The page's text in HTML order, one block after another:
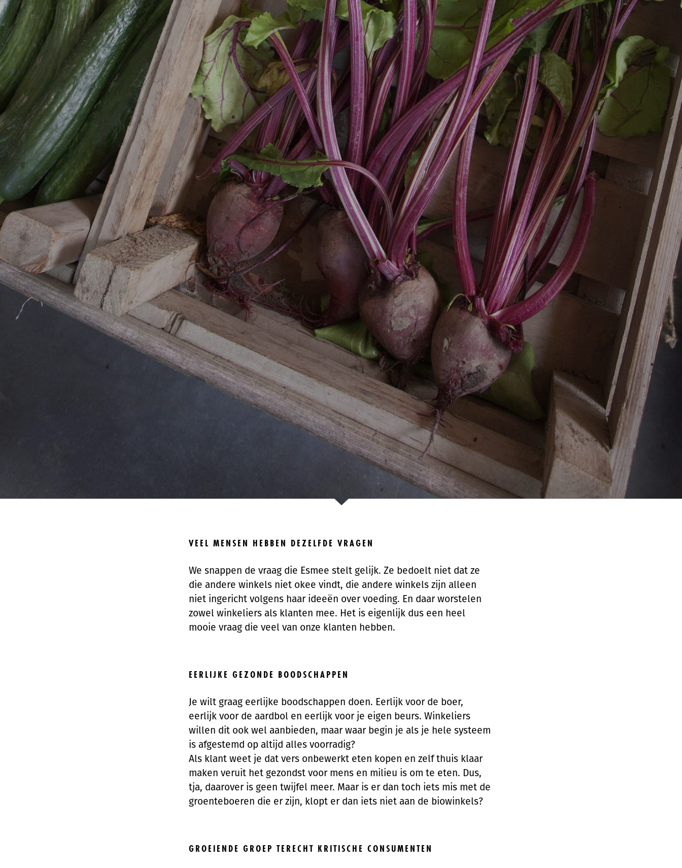
VEEL MENSEN HEBBEN DEZELFDE VRAGEN
We snappen de vraag die Esmee stelt gelijk. Ze bedoelt niet dat ze
die andere winkels niet okee vindt, die andere winkels zijn alleen
niet ingericht volgens haar ideeën over voeding. En daar worstelen
zowel winkeliers als klanten mee. Het is eigenlijk dus een heel
mooie vraag die veel van onze klanten hebben.
EERLIJKE GEZONDE BOODSCHAPPEN
Je wilt graag eerlijke boodschappen doen. Eerlijk voor de boer,
eerlijk voor de aardbol en eerlijk voor je eigen beurs. Winkeliers
willen dit ook wel aanbieden, maar waar begin je als je hele systeem
is afgestemd op altijd alles voorradig?
Als klant weet je dat vers onbewerkt eten kopen en zelf thuis klaar
maken veruit het gezondst voor mens en milieu is om te eten. Dus,
tja, daarover is geen twijfel meer. Maar is er dan toch iets mis met de
groenteboeren die er zijn, klopt er dan iets niet aan de biowinkels?
GROEIENDE GROEP TERECHT KRITISCHE CONSUMENTEN